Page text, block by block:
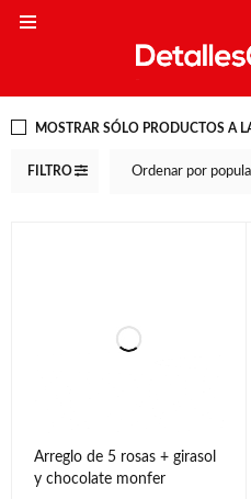
FILTRO Ordenar por
MOSTRAR SÓLO PRODUCTOS A
Arreglo de 5 rosas + girasol
y chocolate monfer